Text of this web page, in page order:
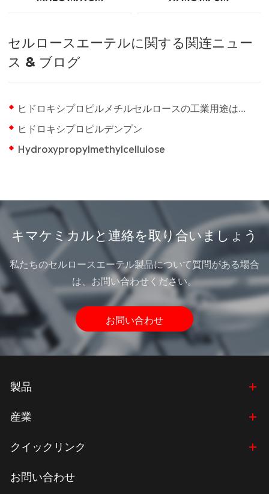
セルロースエーテルに関する関连ニュー
ス & ブログ
ヒドロキシプロピルメチルセルロースの工業用途は何ですか?
ヒドロキシプロピルデンプン
Hydroxypropylmethylcellulose
キマケミカルと連絡を取り合いましょう
私たちのセルロースエーテル製品について質問がある場合
は、お問い合わせください。
お問い合わせ
製品
産業
クイックリンク
お問い合わせ